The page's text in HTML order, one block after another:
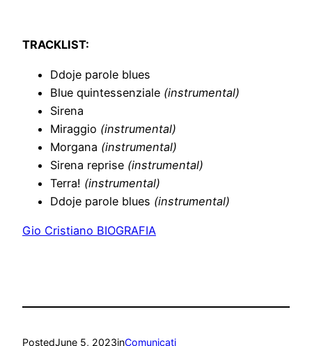
TRACKLIST:
Ddoje parole blues
Blue quintessenziale (instrumental)
Sirena
Miraggio (instrumental)
Morgana (instrumental)
Sirena reprise (instrumental)
Terra! (instrumental)
Ddoje parole blues (instrumental)
Gio Cristiano BIOGRAFIA
PostedJune 5, 2023inComunicati